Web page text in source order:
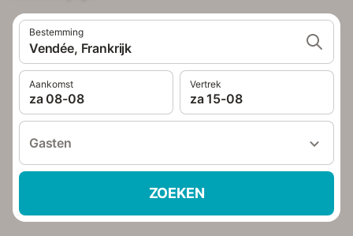
Bestemming
Vendée, Frankrijk
Aankomst
za 08-08
Vertrek
za 15-08
Gasten
ZOEKEN